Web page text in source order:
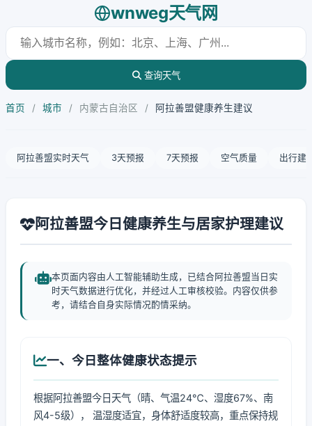
wnweg天气网
查询天气
首页 / 城市 / 内蒙古自治区 / 阿拉善盟健康养生建议
阿拉善盟实时天气 3天预报 7天预报 空气质量 出行建
阿拉善盟今日健康养生与居家护理建议
本页面内容由人工智能辅助生成，已结合阿拉善盟当日实
时天气数据进行优化，并经过人工审核校验。内容仅供参
考，请结合自身实际情况酌情采纳。
一、今日整体健康状态提示
根据阿拉善盟今日天气（晴、气温24℃、湿度67%、南
风4-5级）， 温湿度适宜，身体舒适度较高，重点保持规